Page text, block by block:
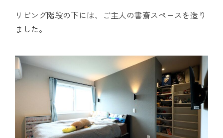
リビング階段の下には、ご主人の書斎スペースを造り
ました。